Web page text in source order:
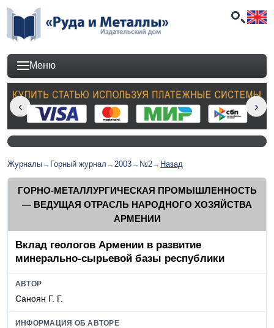
Меню
Журналы→ Горный журнал →2003→ №2→ Назад
ГОРНО-МЕТАЛЛУРГИЧЕСКАЯ ПРОМЫШЛЕННОСТЬ
— ВЕДУЩАЯ ОТРАСЛЬ НАРОДНОГО ХОЗЯЙСТВА
АРМЕНИИ
Вклад геологов Армении в развитие
минерально-сырьевой базы республики
АВТОР
Саноян Г. Г.
ИНФОРМАЦИЯ ОБ АВТОРЕ